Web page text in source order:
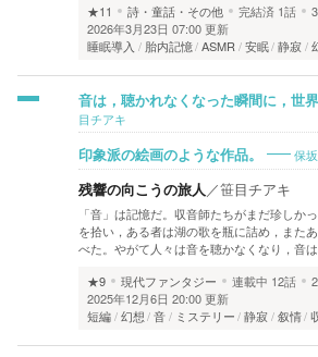
★11
詩・童話・その他 完結済 1話
2026年3月23日 07:00 更新
睡眠導入
胎内記憶 ASMR 安眠 静寂
音は，聴かれなくなった瞬間に，世界
目チアキ
印象派の絵画のような作品。 保
残響の向こうの旅人／笹目チアキ
「音」は記憶だ。収音師たちがまだ珍しか
を拾い，ある者は湖の歌を瓶に詰め，また
べた。やがて人々は音を聴かなくなり，音
★9
現代ファンタジー 連載中 12話
2025年12月6日 20:00 更新
短編 幻想 音 ミステリー 静寂 叙情